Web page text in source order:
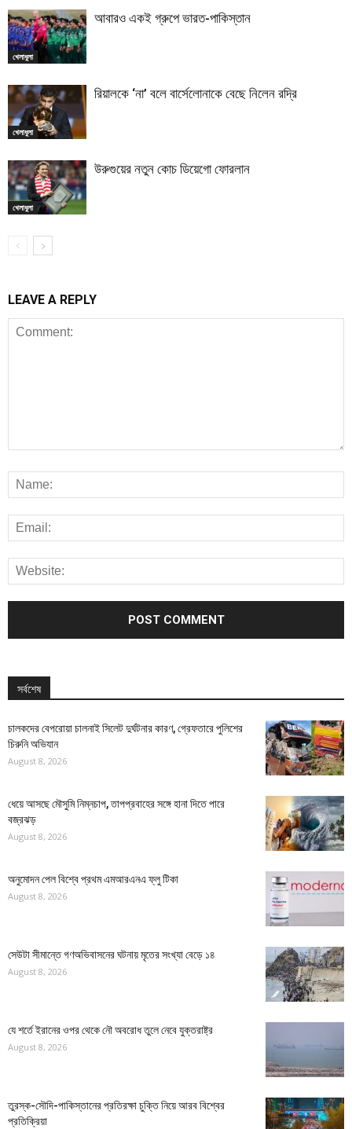
খেলাধুলা
আবারও একই গ্রুপে ভারত-পাকিস্তান
খেলাধুলা
রিয়ালকে ‘না’ বলে বার্সেলোনাকে বেছে নিলেন রদ্রি
খেলাধুলা
উরুগুয়ের নতুন কোচ ডিয়েগো ফোরলান
LEAVE A REPLY
সর্বশেষ
চালকদের বেপরোয়া চালনাই সিলেট দুর্ঘটনার কারণ, গ্রেফতারে পুলিশের
চিরুনি অভিযান
August 8, 2026
ধেয়ে আসছে মৌসুমি নিম্নচাপ, তাপপ্রবাহের সঙ্গে হানা দিতে পারে
বজ্রঝড়
August 8, 2026
অনুমোদন পেল বিশ্বে প্রথম এমআরএনএ ফ্লু টিকা
August 8, 2026
সেউটা সীমান্তে গণঅভিবাসনের ঘটনায় মৃতের সংখ্যা বেড়ে ১৪
August 8, 2026
যে শর্তে ইরানের ওপর থেকে নৌ অবরোধ তুলে নেবে যুক্তরাষ্ট্র
August 8, 2026
তুরস্ক-সৌদি-পাকিস্তানের প্রতিরক্ষা চুক্তি নিয়ে আরব বিশ্বের
প্রতিক্রিয়া